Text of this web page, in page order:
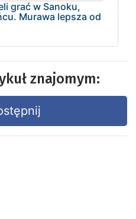
grać w Sanoku,
Murawa lepsza od
znajomym: